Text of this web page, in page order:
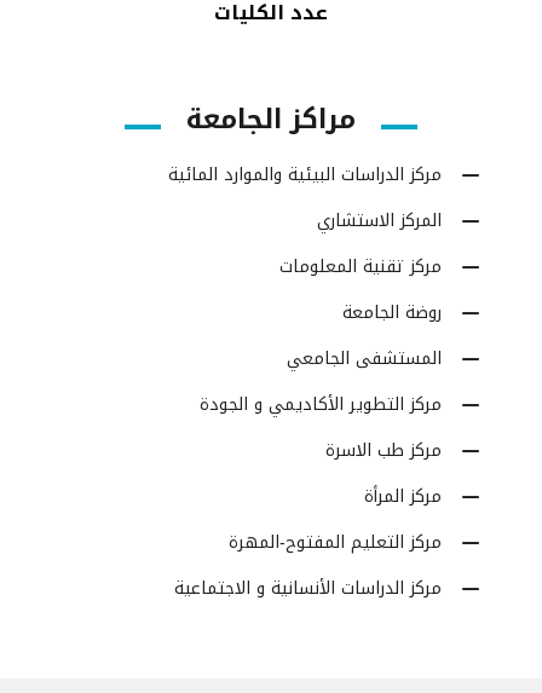
عدد الكليات
مراكز الجامعة
مركز الدراسات البيئية والموارد المائية
المركز الاستشاري
مركز تقنية المعلومات
روضة الجامعة
المستشفى الجامعي
مركز التطوير الأكاديمي و الجودة
مركز طب الاسرة
مركز المرأة
مركز التعليم المفتوح-المهرة
مركز الدراسات الأنسانية و الاجتماعية